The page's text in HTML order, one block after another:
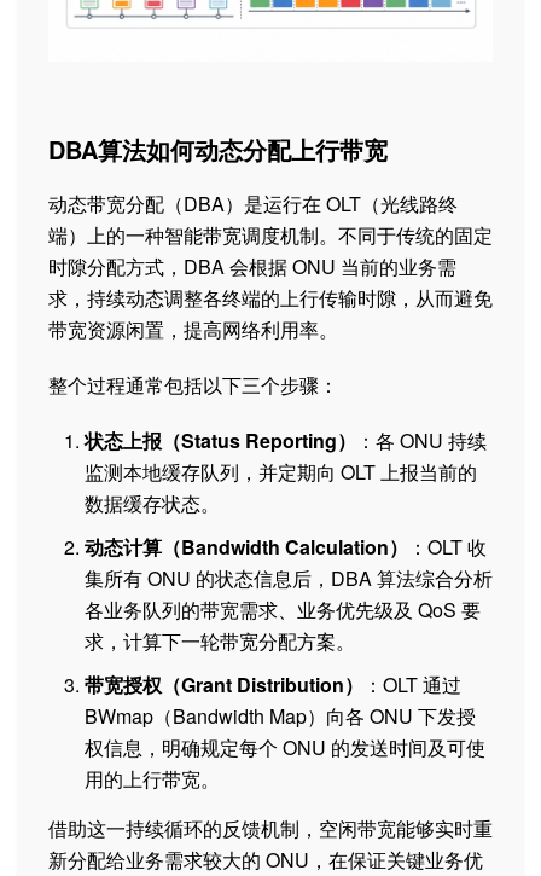
DBA算法如何动态分配上行带宽
动态带宽分配（DBA）是运行在 OLT（光线路终
端）上的一种智能带宽调度机制。不同于传统的固定
时隙分配方式，DBA 会根据 ONU 当前的业务需
求，持续动态调整各终端的上行传输时隙，从而避免
带宽资源闲置，提高网络利用率。
整个过程通常包括以下三个步骤：
状态上报（Status Reporting）
：各 ONU 持续
监测本地缓存队列，并定期向 OLT 上报当前的
数据缓存状态。
动态计算（Bandwidth Calculation）
：OLT 收
集所有 ONU 的状态信息后，DBA 算法综合分析
各业务队列的带宽需求、业务优先级及 QoS 要
求，计算下一轮带宽分配方案。
带宽授权（Grant Distribution）
：OLT 通过
BWmap（Bandwidth Map）向各 ONU 下发授
权信息，明确规定每个 ONU 的发送时间及可使
用的上行带宽。
借助这一持续循环的反馈机制，空闲带宽能够实时重
新分配给业务需求较大的 ONU，在保证关键业务优